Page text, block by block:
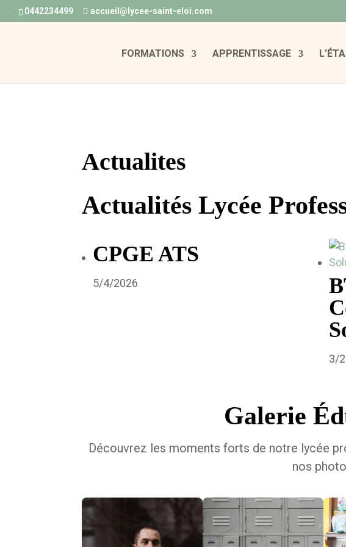
0442234499 accueil@lycee-saint-eloi.com
FORMATIONS APPRENTISSAGE
Actualites
Actualités Lycée
CPGE ATS
5/4/2026
3/
Galerie
Découvrez les moments forts de notre lycée
nos